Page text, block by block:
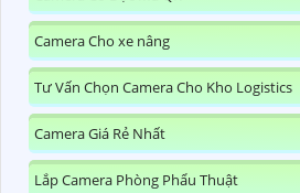
Camera Cho xe nâng
Tư Vấn Chọn Camera Cho Kho Logistics
Camera Giá Rẻ Nhất
Lắp Camera Phòng Phẩu Thuật